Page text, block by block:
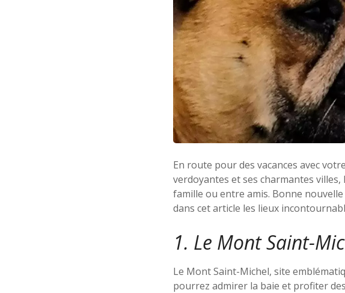
En route pour des vacances avec
verdoyantes et ses charmantes
famille ou entre amis. Bonne
dans cet article les lieux
1. Le Mont Saint-
Le Mont Saint-Michel, site
pourrez admirer la baie et profiter des